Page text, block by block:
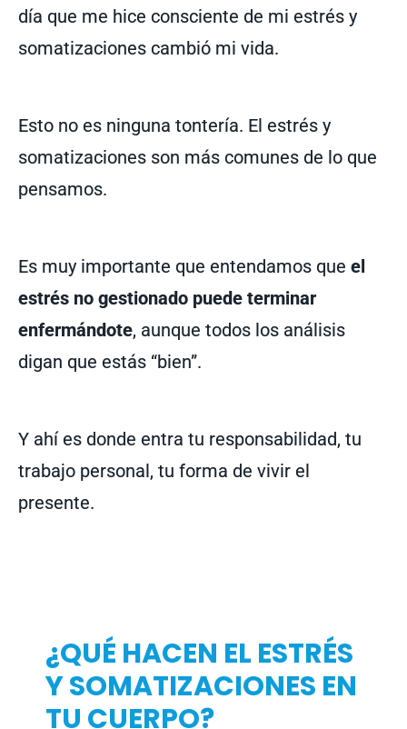
día que me hice consciente de mi estrés y
somatizaciones cambió mi vida.
Esto no es ninguna tontería. El estrés y
somatizaciones son más comunes de lo que
pensamos.
Es muy importante que entendamos que el
estrés no gestionado puede terminar
enfermándote, aunque todos los análisis
digan que estás “bien”.
Y ahí es donde entra tu responsabilidad, tu
trabajo personal, tu forma de vivir el
presente.
¿QUÉ HACEN EL ESTRÉS
Y SOMATIZACIONES EN
TU CUERPO?